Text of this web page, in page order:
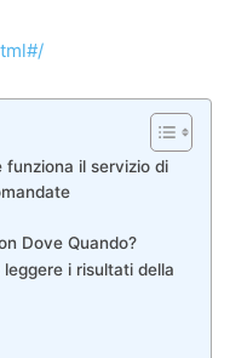
funziona il servizio di
Dove Quando?
i risultati della